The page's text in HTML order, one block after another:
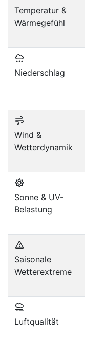
Temperatur &
Wärmegefühl
Niederschlag
Wind &
Wetterdynamik
Sonne & UV-
Belastung
Saisonale
Wetterextreme
Luftqualität